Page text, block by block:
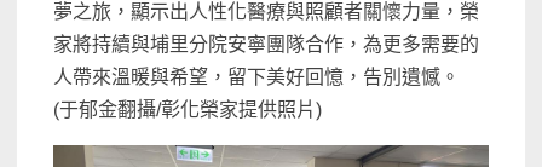
夢之旅，顯示出人性化醫療與照顧者關懷力量，榮
家將持續與埔里分院安寧團隊合作，為更多需要的
人帶來溫暖與希望，留下美好回憶，告別遺憾。
(于郁金翻攝/彰化榮家提供照片)